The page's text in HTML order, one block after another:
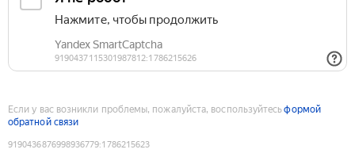
Если у вас возникли проблемы, пожалуйста, воспользуйтесьформой
обратной связи
9190436876998936779:1786215623